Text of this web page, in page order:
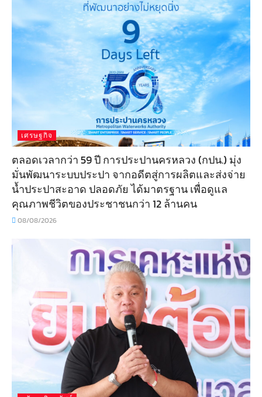
เศรษฐกิจ
ตลอดเวลากว่า 59 ปี การประปานครหลวง (กปน.) มุ่ง
มั่นพัฒนาระบบประปา จากอดีตสู่การผลิตและส่งจ่าย
น้ำประปาสะอาด ปลอดภัย ได้มาตรฐาน เพื่อดูแล
คุณภาพชีวิตของประชาชนกว่า 12 ล้านคน
08/08/2026